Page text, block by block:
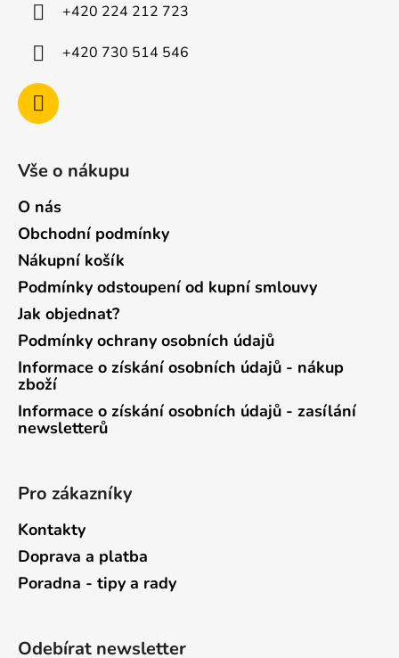
+420 224 212 723
+420 730 514 546
Vše o nákupu
O nás
Obchodní podmínky
Nákupní košík
Podmínky odstoupení od kupní smlouvy
Jak objednat?
Podmínky ochrany osobních údajů
Informace o získání osobních údajů - nákup
zboží
Informace o získání osobních údajů - zasílání
newsletterů
Pro zákazníky
Kontakty
Doprava a platba
Poradna - tipy a rady
Odebírat newsletter